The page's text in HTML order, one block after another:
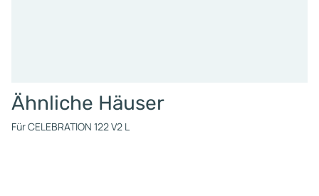
Ähnliche Häuser
Für CELEBRATION 122 V2 L